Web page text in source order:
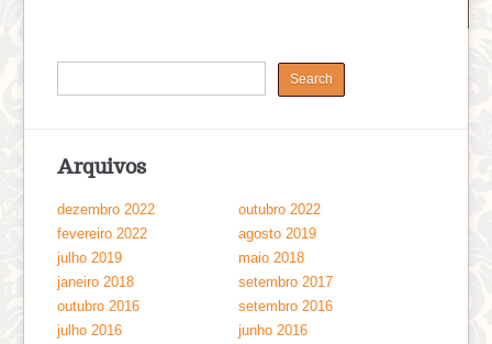
Arquivos
dezembro 2022
outubro 2022
fevereiro 2022
agosto 2019
julho 2019
maio 2018
janeiro 2018
setembro 2017
outubro 2016
setembro 2016
julho 2016
junho 2016